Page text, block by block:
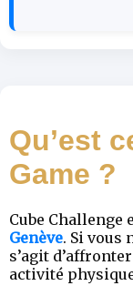
Qu’est
Game ?
Cube Challenge
Genève. Si vous
s’agit
activité